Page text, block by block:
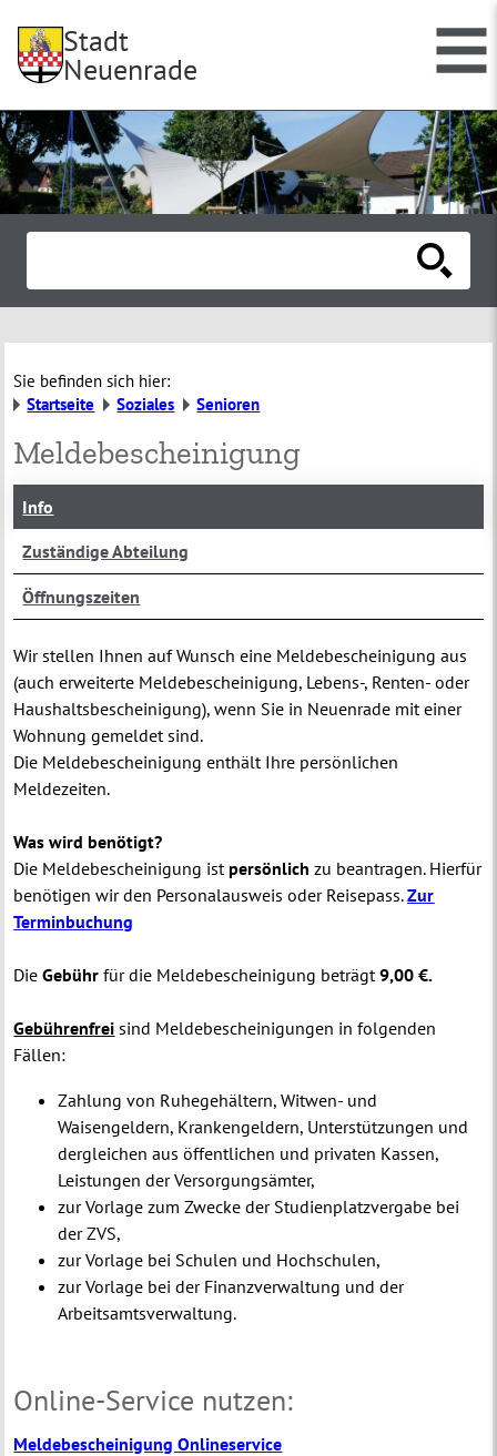
Stadt
Neuenrade
Sie befinden sich hier:
Startseite
Soziales Senioren
Meldebescheinigung
Info
Zuständige Abteilung
Öffnungszeiten
Wir stellen Ihnen auf Wunsch eine Meldebescheinigung aus
(auch erweiterte Meldebescheinigung, Lebens-, Renten- oder
Haushaltsbescheinigung), wenn Sie in Neuenrade mit einer
Wohnung gemeldet sind.
Die Meldebescheinigung enthält Ihre persönlichen
Meldezeiten.
Was wird benötigt?
Die Meldebescheinigung istpersönlich zu beantragen. Hierfür
benötigen wir den Personalausweis oder Reisepass.Zur
Terminbuchung
DieGebühr für die Meldebescheinigung beträgt9,00 €.
Gebührenfrei sind Meldebescheinigungen in folgenden
Fällen:
Zahlung von Ruhegehältern, Witwen- und
Waisengeldern, Krankengeldern, Unterstützungen und
dergleichen aus öffentlichen und privaten Kassen,
Leistungen der Versorgungsämter,
zur Vorlage zum Zwecke der Studienplatzvergabe bei
der ZVS,
zur Vorlage bei Schulen und Hochschulen,
zur Vorlage bei der Finanzverwaltung und der
Arbeitsamtsverwaltung.
Online-Service nutzen:
Meldebescheinigung Onlineservice